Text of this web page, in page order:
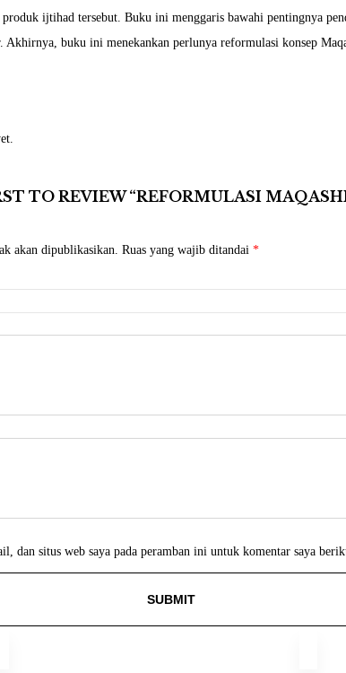
ijtihad tersebut. Buku ini menggaris bawahi pentingnya
Akhirnya, buku ini menekankan perlunya reformulasi konsep
TO REVIEW “REFORMULASI
akan dipublikasikan. Ruas yang wajib ditandai *
dan situs web saya pada peramban ini untuk komentar saya